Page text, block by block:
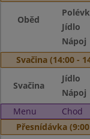
Oběd
Jídlo
Nápoj
Svačina (14:00 -
Svačina
Jídlo
Nápoj
Menu
Chod
Přesnídávka